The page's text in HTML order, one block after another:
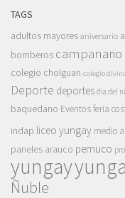
TAGS
adultos mayores aniversario
bomberos campanario
colegio cholguan colegio
Deporte deportes dia del
baquedano Eventosferia
indap liceo yungay medio
paneles arauco pemuco
yungay
Ñuble